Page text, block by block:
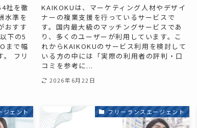
社を徹
水準を
おすす
下の5
まで幅
。 フリ
KAIKOKUは、マーケティング人材やデザイ
ナーの複業支援を行っているサービスで
す。国内最大級のマッチングサービスであ
り、多くのユーザーが利用しています。こ
れからKAIKOKUのサービス利用を検討して
いる方の中には「実際の利用者の評判・口
コミを参考に...
2026年6月22日
ジェント フリーランスエージェント